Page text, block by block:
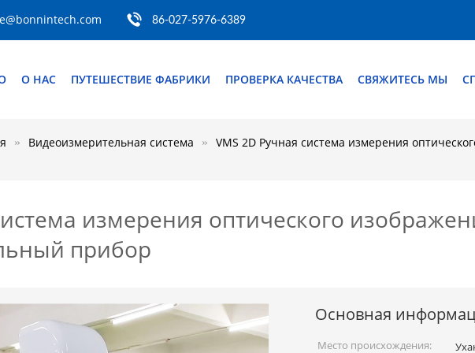
86-027-5976-6389
О НАС ПУТЕШЕСТВИЕ ФАБРИКИ ПРОВЕРКА КАЧЕСТВА СВЯЖИТЕСЬ МЫ
Видеоизмерительная система
VMS 2D Ручная система измерения
измерения оптического
прибор
Основная
Место происхождения: